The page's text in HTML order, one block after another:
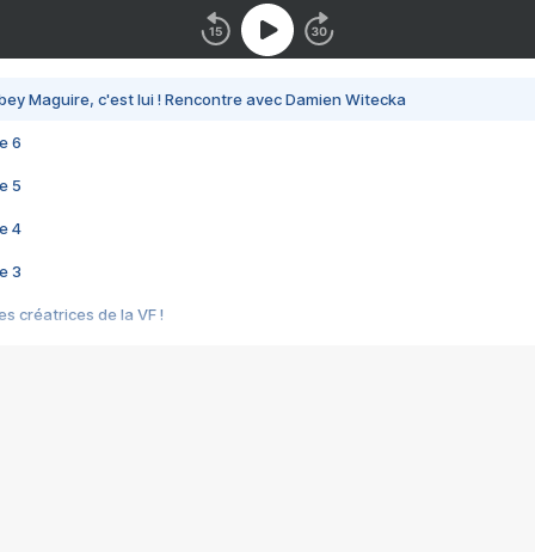
Maguire, c'est lui ! Rencontre avec Damien Witecka
6
5
4
3
créatrices de la VF !